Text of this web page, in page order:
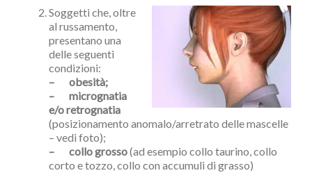
Soggetti che, oltre
al russamento,
presentano una
delle seguenti
condizioni:
– obesità;
– micrognatia
e/o retrognatia
(posizionamento anomalo/arretrato delle mascelle
– vedi foto);
– collo grosso(ad esempio collo taurino, collo
corto e tozzo, collo con accumuli di grasso)